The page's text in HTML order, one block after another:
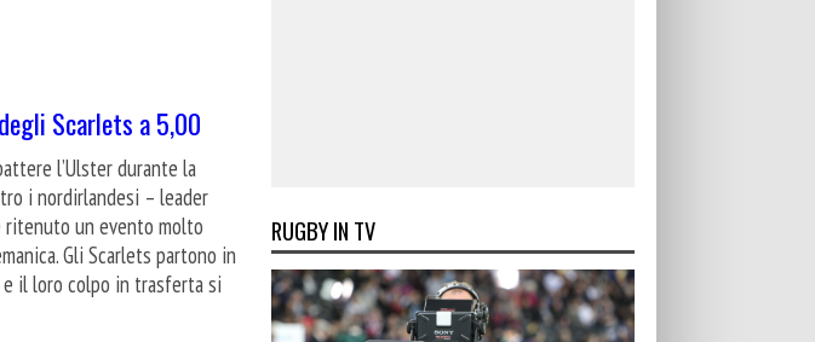
Scarlets a 5,00
l’Ulster durante la
i nordirlandesi – leader
ritenuto un evento molto
Gli Scarlets partono in
il loro colpo in trasferta si
RUGBY IN TV